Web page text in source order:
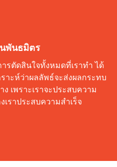
พันธมิตร
รตัดสินใจทั้งหมดที่เราทำ ได้
าะห์ว่าผลลัพธ์จะส่งผลกระทบ
เพราะเราจะประสบความ
เราประสบความสำเร็จ